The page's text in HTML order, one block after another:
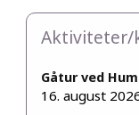
Aktiviteter/
Gåtur ved
16. august